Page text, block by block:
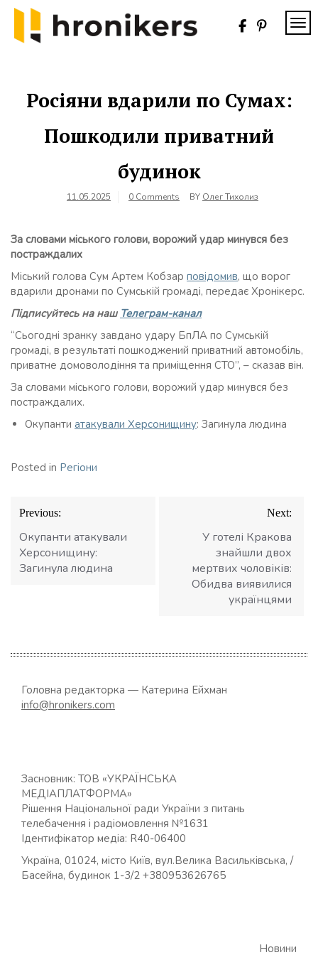
Skip
content
Росіяни вдарили по Сумах:
Пошкодили приватний
будинок
11.05.2025 0 Comments BY Олег Тихолиз
За словами міського голови, ворожий удар минувся без
постраждалих
Міський голова Сум Артем Кобзар повідомив, що ворог
вдарили дронами по Сумській громаді, передає Хронікерс.
Підписуйтесь на наш Телеграм-канал
“Сьогодні зранку завдано удару БпЛА по Сумській
громаді, в результаті пошкоджений приватний автомобіль,
приватне домоволодіння та приміщення СТО”, – сказав він.
За словами міського голови, ворожий удар минувся без
постраждалих.
Окупанти атакували Херсонищину: Загинула людина
Posted in Регіони
Навігація
записів
Previous:
Окупанти атакували
Херсонищину:
Загинула людина
Next:
У готелі Кракова
знайшли двох
мертвих чоловіків:
Обидва виявилися
українцями
Головна редакторка — Катерина Ейхман
info@hronikers.com
Засновник: ТОВ «УКРАЇНСЬКА
МЕДІАПЛАТФОРМА»
Рішення Національної ради України з питань
телебачення і радіомовлення №1631
Ідентифікатор медіа: R40-06400
Україна, 01024, місто Київ, вул.Велика Васильківська, /
Басейна, будинок 1-3/2 +380953626765
Новини